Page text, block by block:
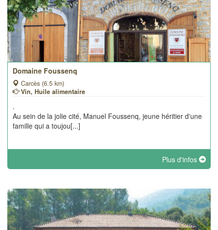
Domaine Foussenq
Carcès (6.5 km)
Vin, Huile alimentaire
.
Au sein de la jolie cité, Manuel Foussenq, jeune héritier d'une
famille qui a toujou[...]
Plus d'infos